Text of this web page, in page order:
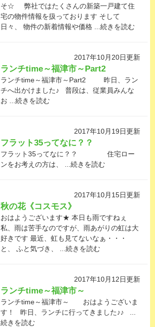
そ☆ 弊社ではたくさんの新築一戸建て住
宅の物件情報を扱っております そして
日々、 物件の新着情報や価格 ...続きを読む
2017年10月20日更新
ランチtime～福津市～Part2
ランチtime～福津市～Part2 昨日、ラン
チへ出かけました♪ 普段は、従業員みんな
お ...続きを読む
2017年10月19日更新
フラット35ってなに？？
フラット35ってなに？？ 住宅ロー
ンをお考えの方は、 ...続きを読む
2017年10月15日更新
秋の花《コスモス》
おはようございます★ 本日も雨ですねぇ
私、雨は苦手なのですが、雨あがりの虹は大
好きです 最近、虹も見てないなぁ・・・
と、 ふと気づき、 ...続きを読む
2017年10月12日更新
ランチtime～福津市～
ランチtime～福津市～ おはようございま
す！ 昨日、ランチに行ってきました♪♪ ...
続きを読む